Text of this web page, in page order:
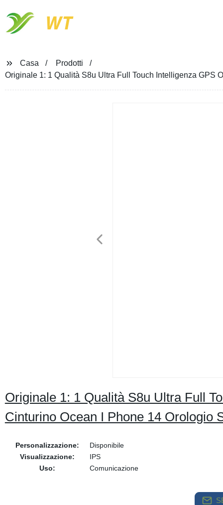
WT
Casa
Prodotti
Originale 1: 1 Qualità S8u Ultra Full Touch Intelligenza GPS
Originale 1: 1 Qualità S8u Ultra Full
Cinturino Ocean I Phone 14 Orologio
Personalizzazione:
Disponibile
Visualizzazione:
IPS
Uso:
Comunicazione